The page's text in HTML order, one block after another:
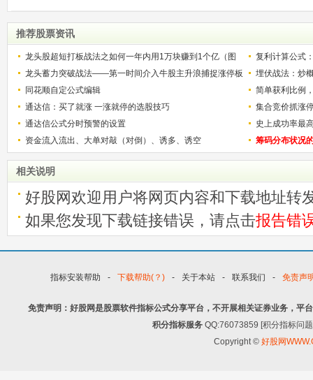
推荐股票资讯
龙头股超短打板战法之如何一年内用1万块赚到1个亿（图
解）
复利计算公式
少？
龙头蓄力突破战法——第一时间介入牛股主升浪捕捉涨停板
的技巧（图解）
埋伏战法：炒
同花顺自定公式编辑
简单获利比例
用
通达信：买了就涨 一涨就停的选股技巧
集合竞价抓涨
通达信公式分时预警的设置
史上成功率最
称选股法宝！
资金流入流出、大单对敲（对倒）、诱多、诱空 筹码分布状况
相关说明
好股网欢迎用户将网页内容和下载地址转
如果您发现下载链接错误，请点击报告错
指标安装帮助 - 下载帮助(？) - 关于本站 - 联系我们 - 免责声
免责声明：好股网是股票软件指标公式分享平台，不开展相关证券业务，平
积分指标服务 QQ:76073859 [积分指标问
Copyright © 好股网